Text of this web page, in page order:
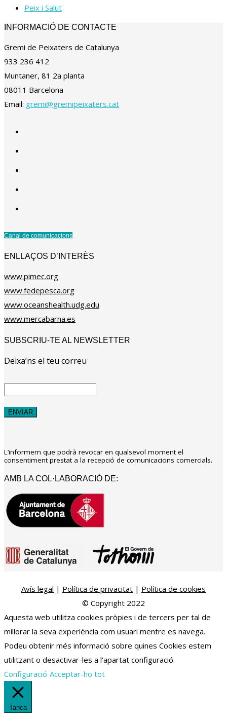
Peix i Salut
INFORMACIÓ DE CONTACTE
Gremi de Peixaters de Catalunya
933 236 412
Muntaner, 81 2a planta
08011 Barcelona
Email: gremi@gremipeixaters.cat
Canal de comunicacions
ENLLAÇOS D’INTERÈS
www.pimec.org
www.fedepesca.org
www.oceanshealth.udg.edu
www.mercabarna.es
SUBSCRIU-TE AL NEWSLETTER
Deixa’ns el teu correu
L’informem que podrà revocar en qualsevol moment el
consentiment prestat a la recepció de comunicacions comercials.
AMB LA COL·LABORACIÓ DE:
Avís legal | Política de privacitat | Política de cookies
© Copyright 2022
Aquesta web utilitza cookies pròpies i de tercers per tal de
millorar la seva experiència com usuari mentre es navega.
Podeu obtenir més informació sobre quines Cookies estem
utilitzant o desactivar-les a l'apartat configuració.
Configuració Acceptar-ho tot
Tanca